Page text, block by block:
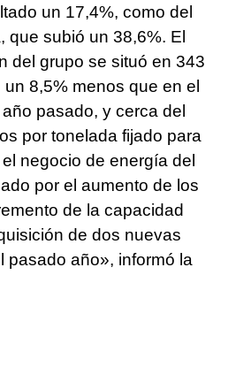
un 17,4%, como del
que subió un 38,6%. El
del grupo se situó en 343
8,5% menos que en el
pasado, y cerca del
por tonelada fijado para
negocio de energía del
por el aumento de los
de la capacidad
de dos nuevas
pasado año», informó la